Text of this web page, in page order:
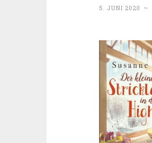
5. JUNI 2020 ~